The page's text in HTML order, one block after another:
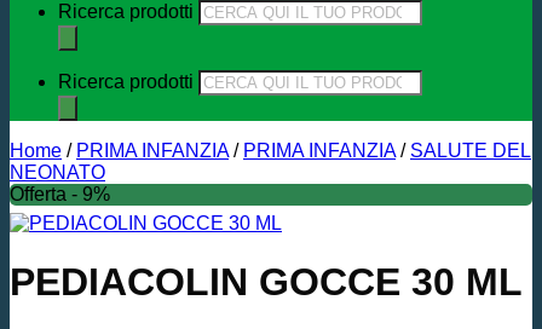
Ricerca prodotti
Ricerca prodotti
Home / PRIMA INFANZIA / PRIMA INFANZIA / SALUTE DEL
NEONATO
Offerta - 9%
PEDIACOLIN GOCCE 30 ML